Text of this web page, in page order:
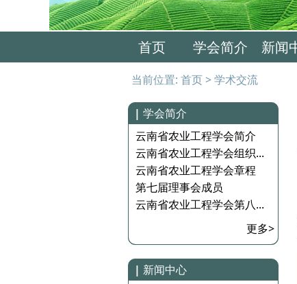
首页 学会简介 新闻
当前位置: 首页>学术交流
| 学会简介
云南省农业工程学会简介
云南省农业工程学会组织...
云南省农业工程学会章程
第七届理事会成员
云南省农业工程学会第八...
更多>
| 新闻中心